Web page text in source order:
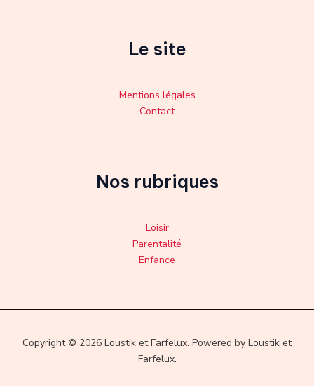
Le site
Mentions légales
Contact
Nos rubriques
Loisir
Parentalité
Enfance
Copyright © 2026 Loustik et Farfelux. Powered by Loustik et
Farfelux.